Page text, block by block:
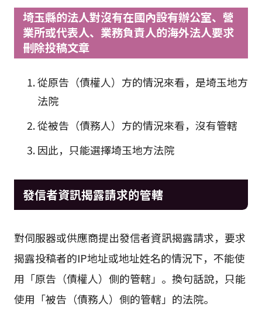
埼玉縣的法人對沒有在國內設有辦公室、營
業所或代表人、業務負責人的海外法人要求
刪除投稿文章
從原告（債權人）方的情況來看，是埼玉地方
法院
從被告（債務人）方的情況來看，沒有管轄
因此，只能選擇埼玉地方法院
發信者資訊揭露請求的管轄
對伺服器或供應商提出發信者資訊揭露請求，要求
揭露投稿者的IP地址或地址姓名的情況下，不能使
用「原告（債權人）側的管轄」。換句話說，只能
使用「被告（債務人）側的管轄」的法院。